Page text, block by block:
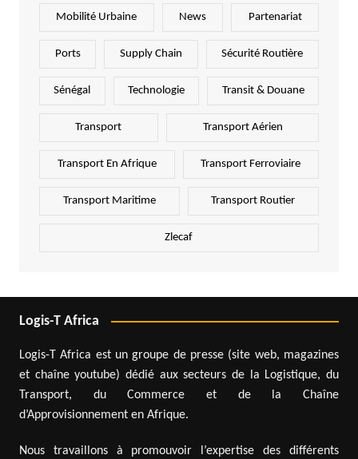
Mobilité Urbaine News Partenariat
Ports Supply Chain Sécurité Routière
Sénégal Technologie Transit & Douane
Transport Transport Aérien
Transport En Afrique Transport Ferroviaire
Transport Maritime Transport Routier
Zlecaf
Logis-T Africa
Logis-T Africa est un groupe de presse (site web, magazines
et chaîne youtube) dédié aux secteurs de la Logistique, du
Transport, du Commerce et de la Chaîne
d’Approvisionnement en Afrique.
Nous travaillons à promouvoir l’expertise des différents